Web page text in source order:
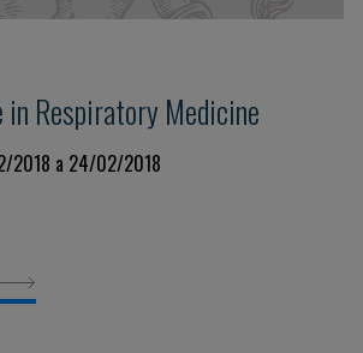
Respiratory Medicine
2018 a 24/02/2018